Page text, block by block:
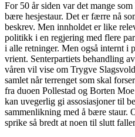
For 50 år siden var det mange
bære hesjestaur. Det er færre nå
beskrev. Men innholdet er like
politikk i en regjering med flere
i alle retninger. Men også internt i
vrient. Senterpartiets behandling
våren vil vise om Trygve
samlet når terrenget som skal
fra duoen Pollestad og Borten
kan uvegerlig gi assosiasjoner til
sammenlikning med å bære staur.
sprike så bredt at noen til slutt